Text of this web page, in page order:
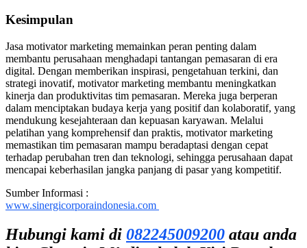
Kesimpulan
Jasa motivator marketing memainkan peran penting dalam
membantu perusahaan menghadapi tantangan pemasaran di era
digital. Dengan memberikan inspirasi, pengetahuan terkini, dan
strategi inovatif, motivator marketing membantu meningkatkan
kinerja dan produktivitas tim pemasaran. Mereka juga berperan
dalam menciptakan budaya kerja yang positif dan kolaboratif, yang
mendukung kesejahteraan dan kepuasan karyawan. Melalui
pelatihan yang komprehensif dan praktis, motivator marketing
memastikan tim pemasaran mampu beradaptasi dengan cepat
terhadap perubahan tren dan teknologi, sehingga perusahaan dapat
mencapai keberhasilan jangka panjang di pasar yang kompetitif.
Sumber Informasi :
www.sinergicorporaindonesia.com
Hubungi kami di 082245009200 atau anda